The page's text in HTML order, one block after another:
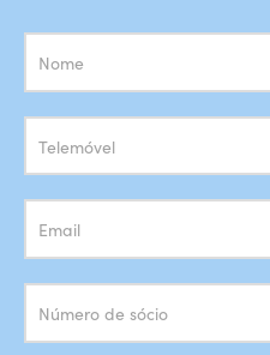
Subscrição
Newsletter